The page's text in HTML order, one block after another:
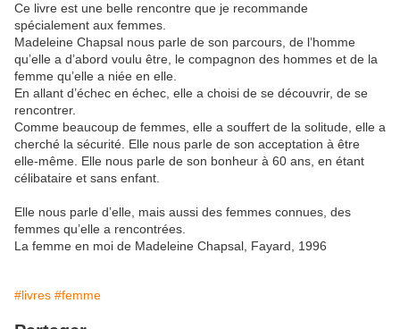
Ce livre est une belle rencontre que je recommande
spécialement aux femmes.
Madeleine Chapsal nous parle de son parcours, de l’homme
qu’elle a d’abord voulu être, le compagnon des hommes et de la
femme qu’elle a niée en elle.
En allant d’échec en échec, elle a choisi de se découvrir, de se
rencontrer.
Comme beaucoup de femmes, elle a souffert de la solitude, elle a
cherché la sécurité. Elle nous parle de son acceptation à être
elle-même. Elle nous parle de son bonheur à 60 ans, en étant
célibataire et sans enfant.
Elle nous parle d’elle, mais aussi des femmes connues, des
femmes qu’elle a rencontrées.
La femme en moi de Madeleine Chapsal, Fayard, 1996
#livres #femme